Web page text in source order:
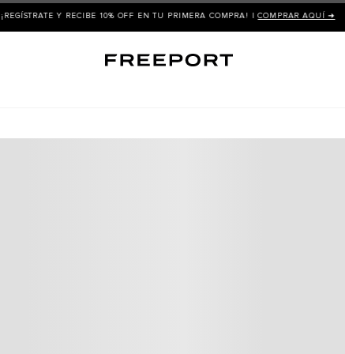
¡REGÍSTRATE Y RECIBE 10% OFF EN TU PRIMERA COMPRA! |COMPRAR AQUÍ ➜